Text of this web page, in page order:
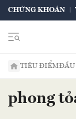
CHỨNG KHOÁN
TIÊU ĐIỂMĐẦU
phong